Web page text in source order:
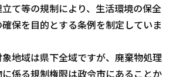
て等の規制により、生活環境の保全
保を目的とする条例を制定していま
地域は県下全域ですが、廃棄物処理
係る規制権限は政令市にあることか